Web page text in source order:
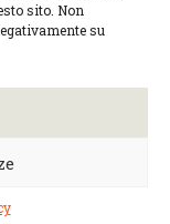
sito. Non
su
Villalta, 24 |
|